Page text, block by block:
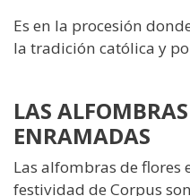
Es en la procesión
la tradición católica y
LAS
ENRAMADAS
Las alfombras de flores
festividad de Corpus